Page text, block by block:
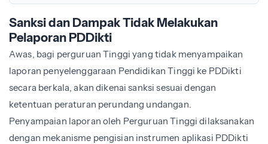
Sanksi dan Dampak Tidak Melakukan
Pelaporan PDDikti
Awas, bagi perguruan Tinggi yang tidak menyampaikan
laporan penyelenggaraan Pendidikan Tinggi ke PDDikti
secara berkala, akan dikenai sanksi sesuai dengan
ketentuan peraturan perundang undangan.
Penyampaian laporan oleh Perguruan Tinggi dilaksanakan
dengan mekanisme pengisian instrumen aplikasi PDDikti